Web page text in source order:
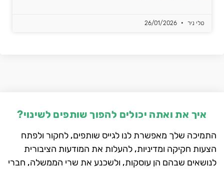
טלי ניר
איך את ואתה יכולים להפוך שותפים לשינוי?
התמיכה שלך מאפשרת לנו לגייס שותפים, לחקור ולפתח
הצעות חקיקה ומדיניות, להעלות את המודעות הציבורית
לנושאים שבהם הן עוסקות, ולשכנע את שרי הממשלה, חברי